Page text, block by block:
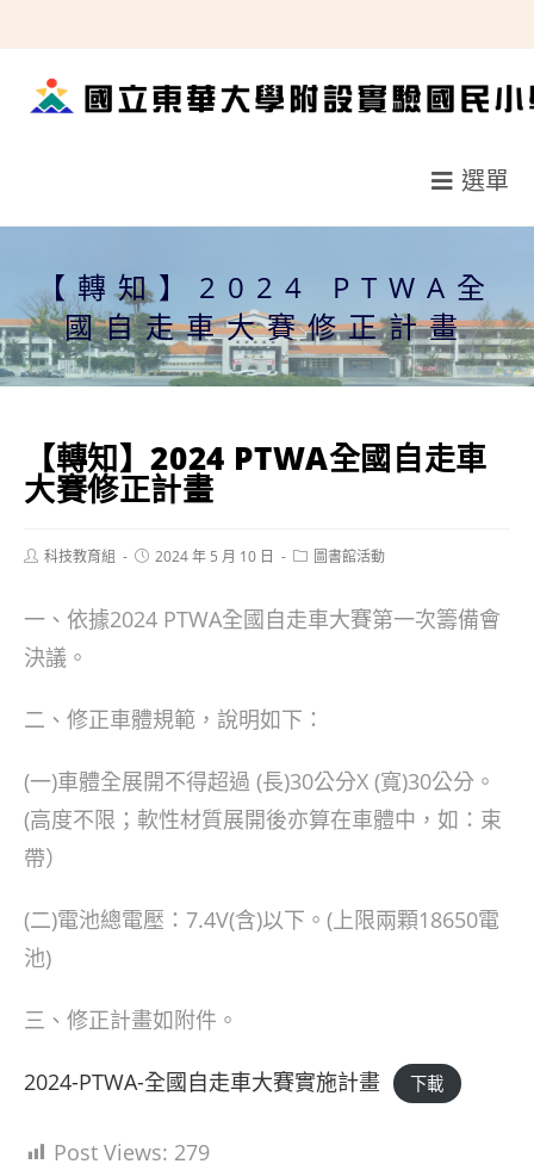
轉
選單
【轉知】2024 PTWA全
國自走車大賽修正計畫
【轉知】2024 PTWA全國自走車
大賽修正計畫
Post科技教育組
Post2024 年 5 月 10 日
Post圖書館活動
一、依據2024 PTWA全國自走車大賽第一次籌備會
決議。
二、修正車體規範，說明如下：
(一)車體全展開不得超過 (長)30公分X (寬)30公分。
(高度不限；軟性材質展開後亦算在車體中，如：束
帶）
(二)電池總電壓：7.4V(含)以下。(上限兩顆18650電
池)
三、修正計畫如附件。
2024-PTWA-全國自走車大賽實施計畫 下載
Post Views: 279